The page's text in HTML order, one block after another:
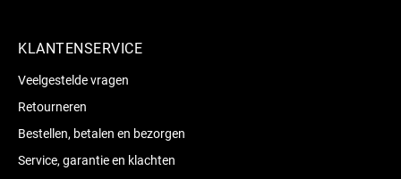
KLANTENSERVICE
Veelgestelde vragen
Retourneren
Bestellen, betalen en bezorgen
Service, garantie en klachten